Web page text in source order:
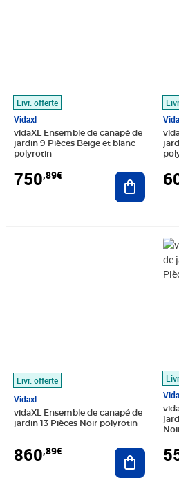
Livr. offerte
Vidaxl
vidaXL Ensemble de canapé de
jardin 9 Pièces Beige et blanc
polyrotin
750,89€ Ajouter
Livr. offerte
Vidaxl
vidaXL Ensemble de canapé de
jardin 13 Pièces Noir polyrotin
860,89€ Ajouter